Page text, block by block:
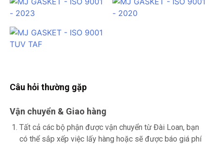
Câu hỏi thường gặp
Vận chuyển & Giao hàng
Tất cả các bộ phận được vận chuyển từ Đài Loan, bạn
có thể sắp xếp việc lấy hàng hoặc sẽ được báo giá phí